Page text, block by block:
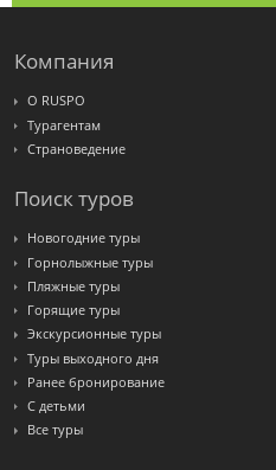
Travelata
Компания
О RUSPO
Турагентам
Страноведение
Поиск туров
Новогодние туры
Горнолыжные туры
Пляжные туры
Горящие туры
Экскурсионные туры
Туры выходного дня
Ранее бронирование
С детьми
Все туры